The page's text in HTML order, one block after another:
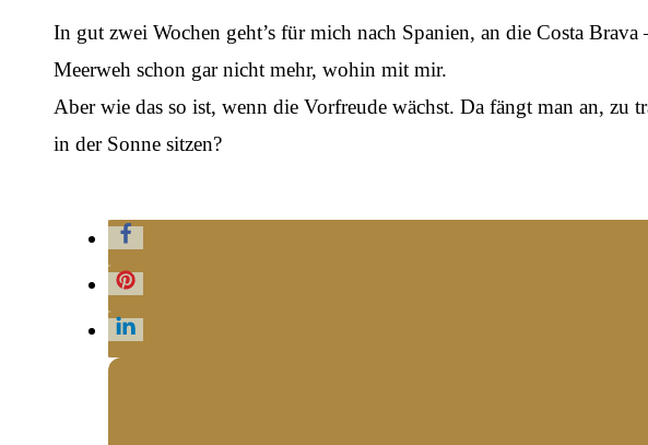
In gut zwei Wochen geht’s für mich nach Spanien, an die Costa
Meerweh schon gar nicht mehr, wohin mit mir.
Aber wie das so ist, wenn die Vorfreude wächst. Da fängt man an, zu
in der Sonne sitzen?